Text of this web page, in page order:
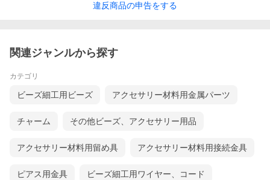
違反商品の申告をする
関連ジャンルから探す
カテゴリ
ビーズ細工用ビーズ アクセサリー材料用金属パーツ
チャーム その他ビーズ、アクセサリー用品
アクセサリー材料用留め具 アクセサリー材料用接続金具
ピアス用金具 ビーズ細工用ワイヤー、コード